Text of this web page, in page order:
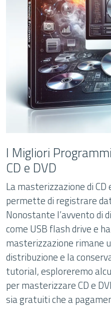
I Migliori
CD e DVD
La masterizzazione di CD
permette di registrare
Nonostante l’avvento di
come USB flash drive e
masterizzazione rimane
distribuzione e la
tutorial, esploreremo
per masterizzare CD e
sia gratuiti che a